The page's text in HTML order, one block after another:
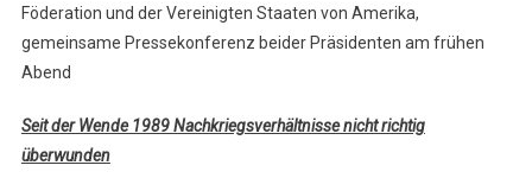
Föderation und der Vereinigten Staaten von Amerika,
gemeinsame Pressekonferenz beider Präsidenten am frühen
Abend
Seit der Wende 1989 Nachkriegsverhältnisse nicht richtig
überwunden